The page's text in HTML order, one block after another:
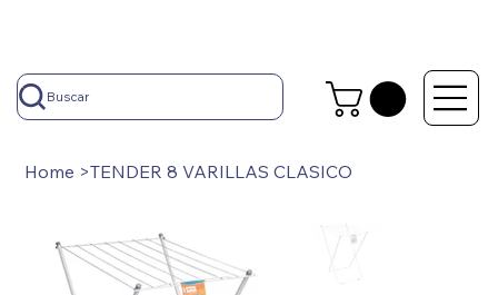
Buscar
Home >TENDER 8 VARILLAS CLASICO